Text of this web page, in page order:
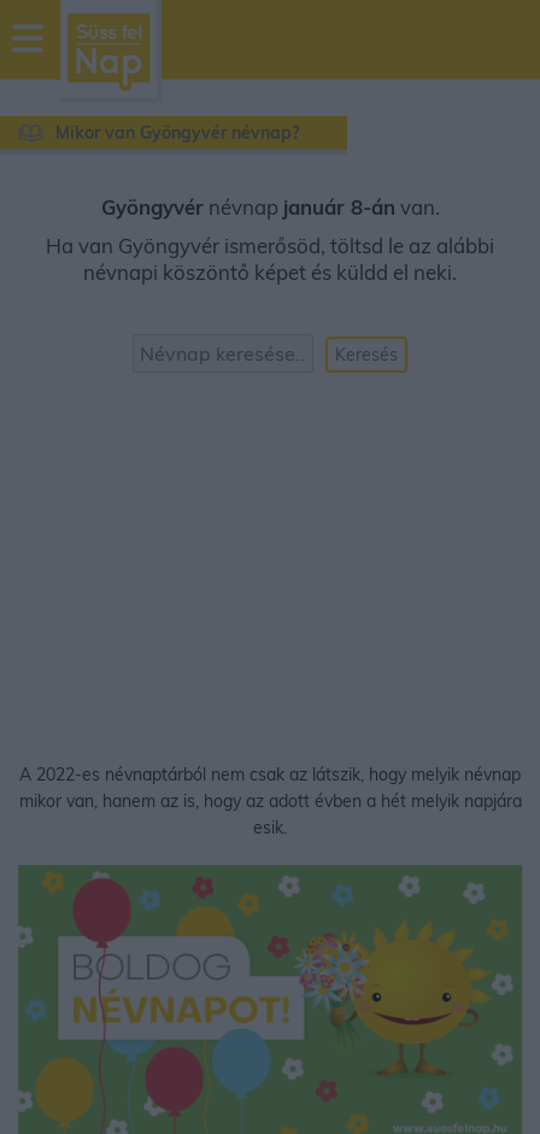
sussfelnap.hu
időjárás
Mikor van Gyöngyvér névnap?
Gyöngyvérnévnap január 8-án van.
Ha van Gyöngyvér ismerősöd, töltsd le az alábbi
névnapi köszöntő képet és küldd el neki.
Keresés
A 2022-es névnaptárból nem csak az látszik, hogy melyik névnap
mikor van, hanem az is, hogy az adott évben a hét melyik napjára
esik.